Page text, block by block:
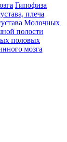
Гипофиза
плеча
Молочных
полости
половых
мозга